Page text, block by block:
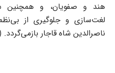
هند و صفویان، و همچنین
لغت‌سازی و جلوگیری از
ناصرالدین شاه قاجار بازمی‌گردد.